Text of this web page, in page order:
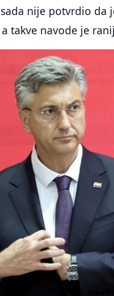
nije potvrdio
takve navode je